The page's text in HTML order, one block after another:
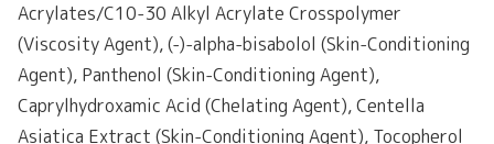
Acrylates/C10-30 Alkyl Acrylate Crosspolymer
(Viscosity Agent), (-)-alpha-bisabolol (Skin-Conditioning
Agent), Panthenol (Skin-Conditioning Agent),
Caprylhydroxamic Acid (Chelating Agent), Centella
Asiatica Extract (Skin-Conditioning Agent), Tocopherol